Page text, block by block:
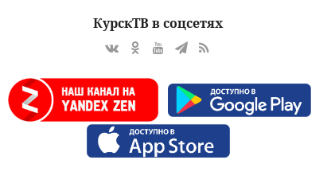
КурскТВ в соцсетях